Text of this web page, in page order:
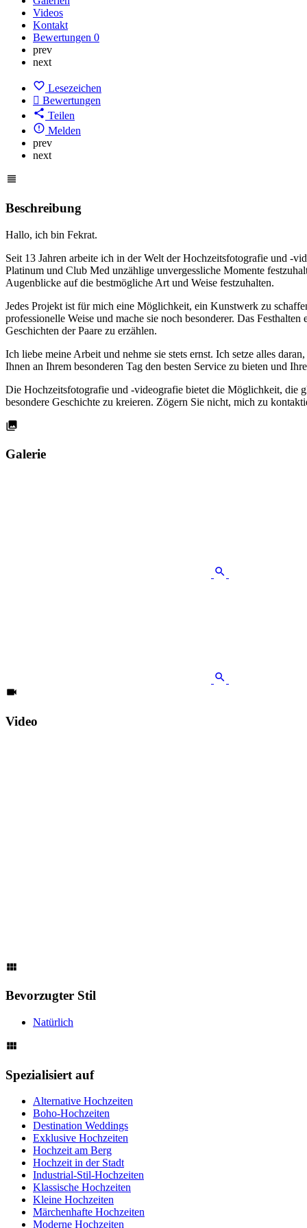
Videos
Kontakt
Bewertungen 0
prev
next
Lesezeichen
Bewertungen
Teilen
Melden
prev
next
Beschreibung
Hallo, ich bin Fekrat.
Seit 13 Jahren arbeite ich in der Welt der Hochzeitsfotografie und -
Platinum und Club Med unzählige unvergessliche Momente
Augenblicke auf die bestmögliche Art und Weise festzuhalten.
Jedes Projekt ist für mich eine Möglichkeit, ein Kunstwerk zu
professionelle Weise und mache sie noch besonderer. Das
Geschichten der Paare zu erzählen.
Ich liebe meine Arbeit und nehme sie stets ernst. Ich setze alles
Ihnen an Ihrem besonderen Tag den besten Service zu bieten und
Die Hochzeitsfotografie und -videografie bietet die Möglichkeit, die
besondere Geschichte zu kreieren. Zögern Sie nicht, mich zu
Galerie
Video
Bevorzugter Stil
Natürlich
Spezialisiert auf
Alternative Hochzeiten
Boho-Hochzeiten
Destination Weddings
Exklusive Hochzeiten
Hochzeit am Berg
Hochzeit in der Stadt
Industrial-Stil-Hochzeiten
Klassische Hochzeiten
Kleine Hochzeiten
Märchenhafte Hochzeiten
Moderne Hochzeiten